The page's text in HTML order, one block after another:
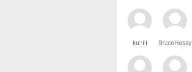
kuhill BruceHessy